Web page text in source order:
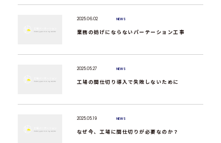
2025.06.02 NEWS
業務の妨げにならないパーテーション工事
2025.05.27 NEWS
工場の間仕切り導入で失敗しないために
2025.05.19 NEWS
なぜ今、工場に間仕切りが必要なのか？